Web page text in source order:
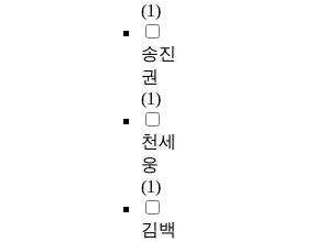
(1)
송진
권
(1)
천세
웅
(1)
김백